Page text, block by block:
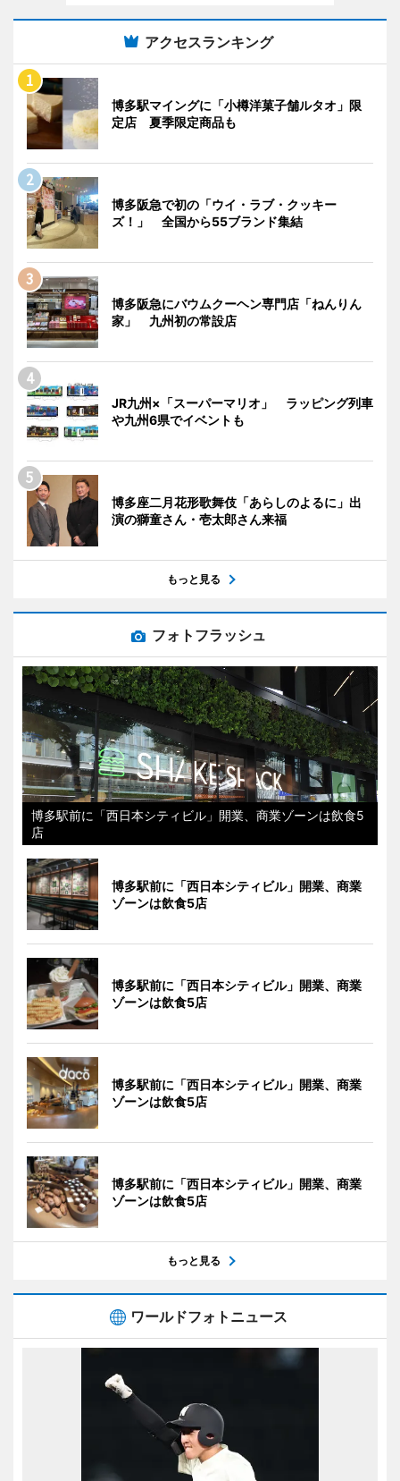
アクセスランキング
博多駅マイングに「小樽洋菓子舗ルタオ」限
定店 夏季限定商品も
博多阪急で初の「ウイ・ラブ・クッキー
ズ！」 全国から55ブランド集結
博多阪急にバウムクーヘン専門店「ねんりん
家」 九州初の常設店
JR九州×「スーパーマリオ」 ラッピング列車
や九州6県でイベントも
博多座二月花形歌舞伎「あらしのよるに」出
演の獅童さん・壱太郎さん来福
もっと見る
フォトフラッシュ
博多駅前に「西日本シティビル」開業、商業ゾーンは飲食5
店
博多駅前に「西日本シティビル」開業、商業
ゾーンは飲食5店
博多駅前に「西日本シティビル」開業、商業
ゾーンは飲食5店
博多駅前に「西日本シティビル」開業、商業
ゾーンは飲食5店
博多駅前に「西日本シティビル」開業、商業
ゾーンは飲食5店
もっと見る
ワールドフォトニュース